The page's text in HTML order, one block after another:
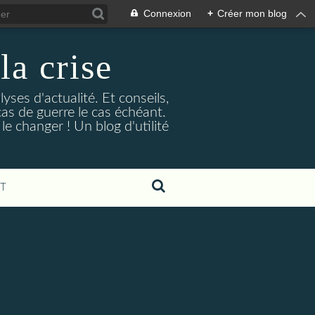
Connexion + Créer mon blog
crise
d'actualité. Et conseils,
de guerre le cas échéant.
changer ! Un blog d'utilité